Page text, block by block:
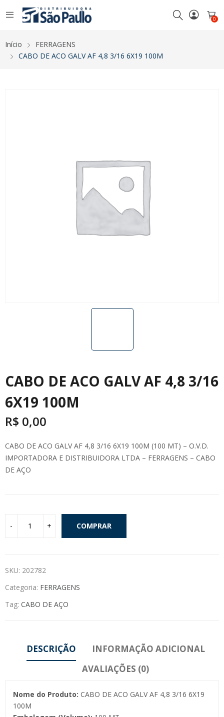
0
Início
FERRAGENS
CABO DE ACO GALV AF 4,8 3/16 6X19 100M
CABO DE ACO GALV AF 4,8 3/16
6X19 100M
R$ 0,00
CABO DE ACO GALV AF 4,8 3/16 6X19 100M (100 MT) – O.V.D.
IMPORTADORA E DISTRIBUIDORA LTDA – FERRAGENS – CABO
DE AÇO
COMPRAR
SKU: 202782
Categoria: FERRAGENS
Tag: CABO DE AÇO
DESCRIÇÃO
INFORMAÇÃO ADICIONAL
AVALIAÇÕES (0)
Nome do Produto: CABO DE ACO GALV AF 4,8 3/16 6X19
100M